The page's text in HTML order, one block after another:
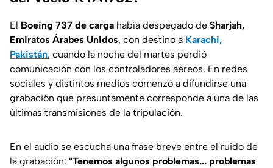
El Boeing 737 de carga había despegado de Sharjah,
Emiratos Árabes Unidos, con destino a Karachi,
Pakistán, cuando la noche del martes perdió
comunicación con los controladores aéreos. En redes
sociales y distintos medios comenzó a difundirse una
grabación que presuntamente corresponde a una de las
últimas transmisiones de la tripulación.
En el audio se escucha una frase breve entre el ruido de
la grabación: "Tenemos algunos problemas... problemas